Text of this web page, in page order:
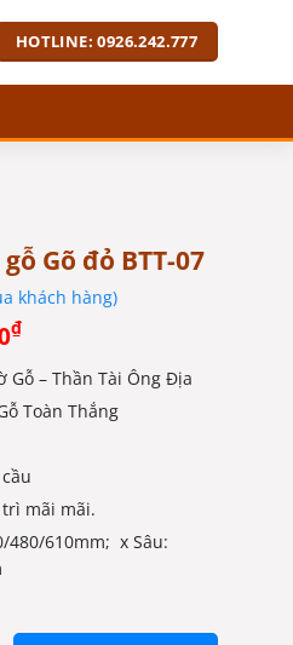
HOTLINE: 0926.242.777
Gõ đỏ BTT-07
khách hàng)
₫Giá
hiện
tại
là:
Gỗ – Thần Tài Ông Địa
Toàn Thắng
mãi mãi.
480/610mm; x Sâu: